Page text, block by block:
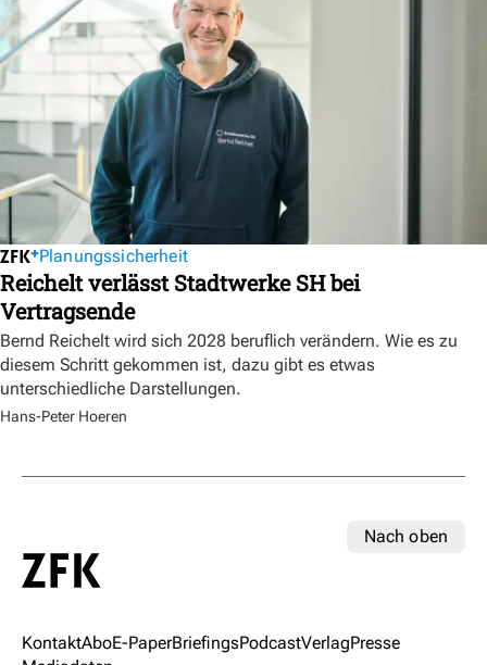
Planungssicherheit
Reichelt verlässt Stadtwerke SH bei
Vertragsende
Bernd Reichelt wird sich 2028 beruflich verändern. Wie es zu
diesem Schritt gekommen ist, dazu gibt es etwas
unterschiedliche Darstellungen.
Hans-Peter Hoeren
Nach oben
KontaktAboE-PaperBriefingsPodcastVerlagPresse